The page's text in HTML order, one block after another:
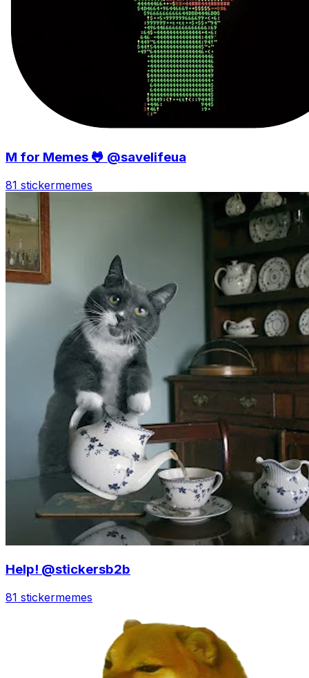
M for Memes 🐸 @savelifeua
81 stickermemes
Help! @stickersb2b
81 stickermemes